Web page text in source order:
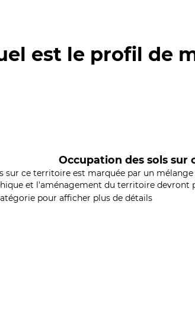
est le profil de
Occupation des sols sur
sur ce territoire est marquée par un
et l'aménagement du territoire devront
pour afficher plus de détails